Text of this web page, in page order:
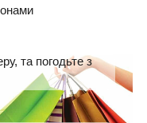
та погодьте з